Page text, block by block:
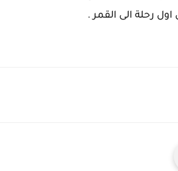
رحلة الى القمر .